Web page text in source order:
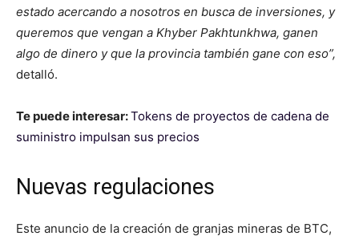
estado acercando a nosotros en busca de inversiones, y
queremos que vengan a Khyber Pakhtunkhwa, ganen
algo de dinero y que la provincia también gane con eso”,
detalló.
Te puede interesar:Tokens de proyectos de cadena de
suministro impulsan sus precios
Nuevas regulaciones
Este anuncio de la creación de granjas mineras de BTC,